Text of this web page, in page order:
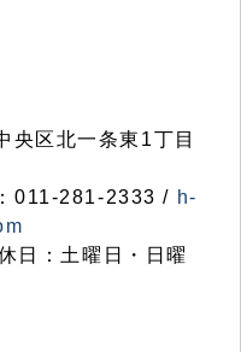
区北一条東1丁目
011-281-2333 / h-
日：土曜日・日曜